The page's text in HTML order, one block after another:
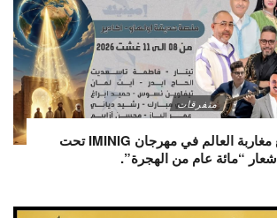
متفرقات
أكادير تجمع مغاربة العالم في مهرجان IMINIG تحت
شعار “مائة عام من الهجرة”.